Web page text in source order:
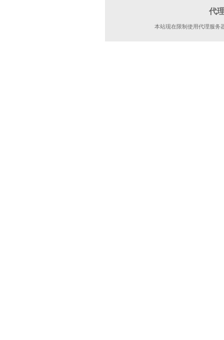
代
本站现在限制使用代理服务